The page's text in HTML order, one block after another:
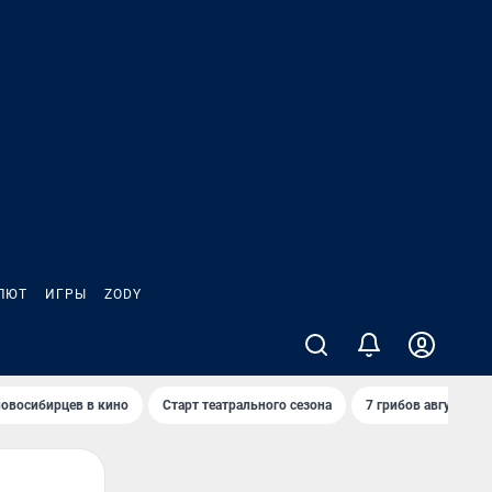
ИГРЫ ZODY
в кино Старт театрального сезона 7 грибов августа